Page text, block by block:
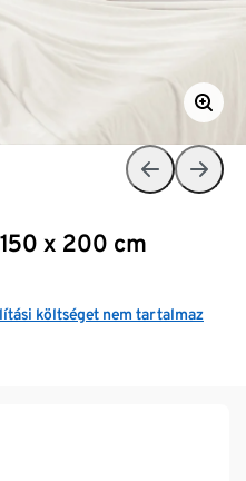
x 200 cm
költséget nem tartalmaz